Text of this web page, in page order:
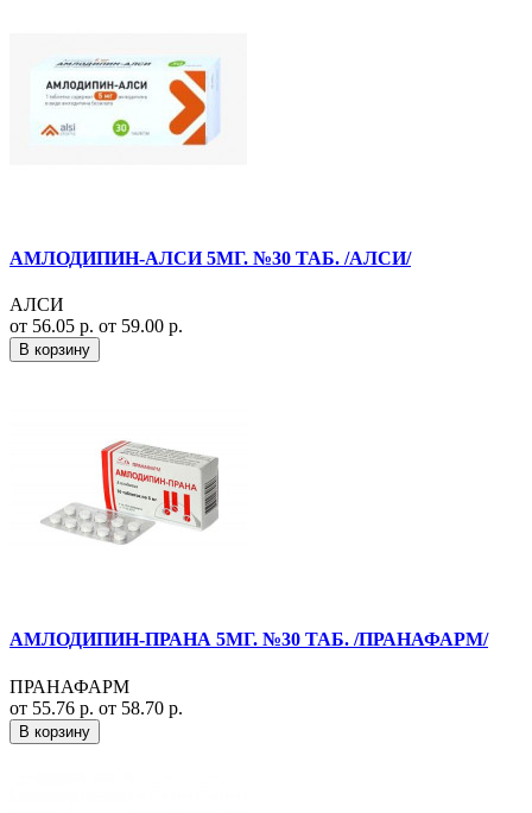
АМЛОДИПИН-АЛСИ 5МГ. №30 ТАБ. /АЛСИ/
АЛСИ
от 56.05 р. от 59.00 р.
В корзину
АМЛОДИПИН-ПРАНА 5МГ. №30 ТАБ. /ПРАНАФАРМ/
ПРАНАФАРМ
от 55.76 р. от 58.70 р.
В корзину